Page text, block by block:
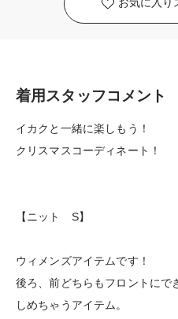
着用スタッフコメント
イカクと一緒に楽しもう！
クリスマスコーディネート！
【ニット S】
ウィメンズアイテムです！
後ろ、前どちらもフロントにで
しめちゃうアイテム。